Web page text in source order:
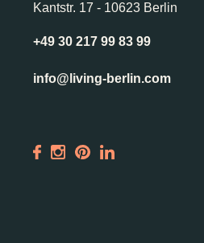
ALICE Rooftop &
Garden
Kantstr. 17
–
10623
Kantstr. 17 - 10623 Berlin
+49 30 217 99 83 99
info@living-berlin.com